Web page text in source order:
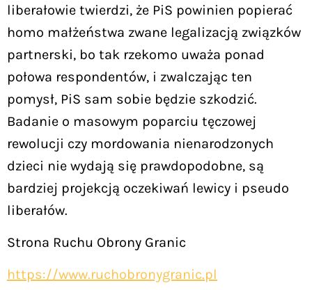
liberałowie twierdzi, że PiS powinien popierać
homo małżeństwa zwane legalizacją związków
partnerski, bo tak rzekomo uważa ponad
połowa respondentów, i zwalczając ten
pomysł, PiS sam sobie będzie szkodzić.
Badanie o masowym poparciu tęczowej
rewolucji czy mordowania nienarodzonych
dzieci nie wydają się prawdopodobne, są
bardziej projekcją oczekiwań lewicy i pseudo
liberałów.
Strona Ruchu Obrony Granic
https://www.ruchobronygranic.pl